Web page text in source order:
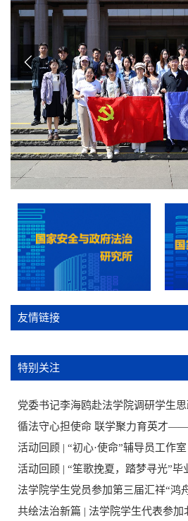
友情链接
特别关注
党委书记李海鸥赴法学院调研学生
活动回顾 | “笙歌挽夏，踏梦寻光”毕